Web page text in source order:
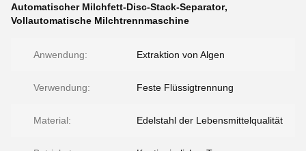
Automatischer Milchfett-Disc-Stack-Separator,
Vollautomatische Milchtrennmaschine
Anwendung: Extraktion von Algen
Verwendung: Feste Flüssigtrennung
Material: Edelstahl der Lebensmittelqualität